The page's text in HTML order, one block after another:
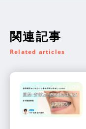
関連記事
Related articles